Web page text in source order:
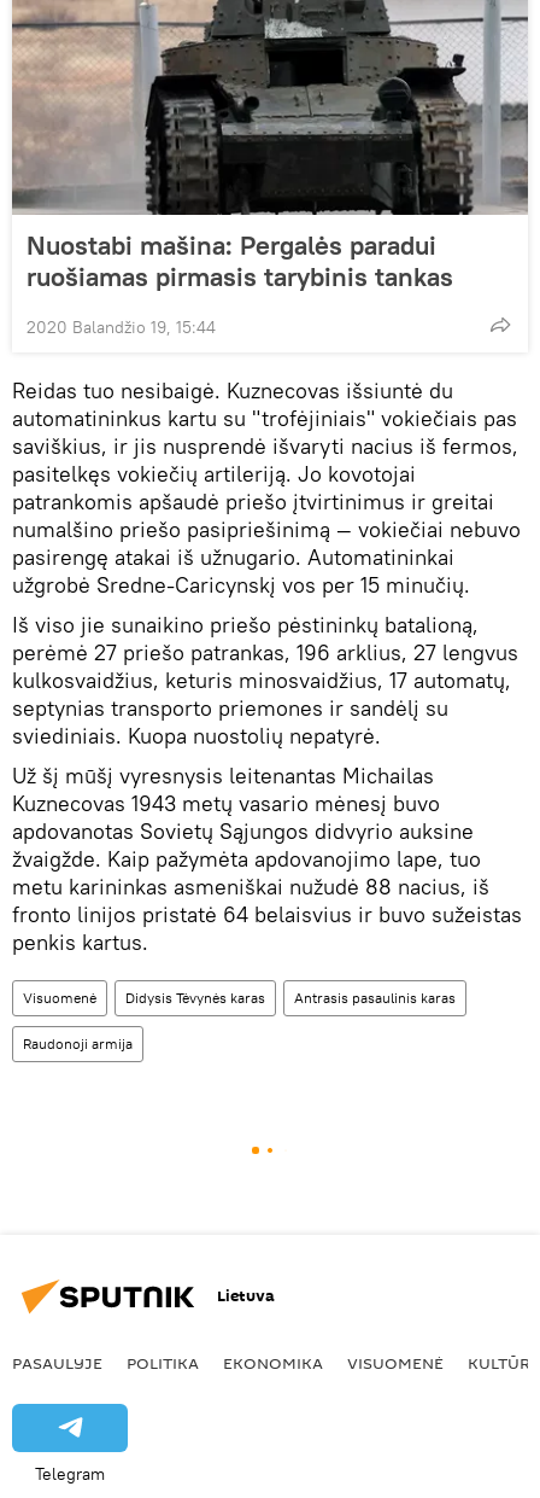
Nuostabi mašina: Pergalės paradui
ruošiamas pirmasis tarybinis tankas
2020 Balandžio 19, 15:44
Reidas tuo nesibaigė. Kuznecovas išsiuntė du
automatininkus kartu su "trofėjiniais" vokiečiais pas
saviškius, ir jis nusprendė išvaryti nacius iš fermos,
pasitelkęs vokiečių artileriją. Jo kovotojai
patrankomis apšaudė priešo įtvirtinimus ir greitai
numalšino priešo pasipriešinimą — vokiečiai nebuvo
pasirengę atakai iš užnugario. Automatininkai
užgrobė Sredne-Caricynskį vos per 15 minučių.
Iš viso jie sunaikino priešo pėstininkų batalioną,
perėmė 27 priešo patrankas, 196 arklius, 27 lengvus
kulkosvaidžius, keturis minosvaidžius, 17 automatų,
septynias transporto priemones ir sandėlį su
sviediniais. Kuopa nuostolių nepatyrė.
Už šį mūšį vyresnysis leitenantas Michailas
Kuznecovas 1943 metų vasario mėnesį buvo
apdovanotas Sovietų Sąjungos didvyrio auksine
žvaigžde. Kaip pažymėta apdovanojimo lape, tuo
metu karininkas asmeniškai nužudė 88 nacius, iš
fronto linijos pristatė 64 belaisvius ir buvo sužeistas
penkis kartus.
Visuomenė Didysis Tėvynės karas Antrasis pasaulinis karas
Raudonoji armija
Lietuva
PASAULYJE POLITIKA EKONOMIKA VISUOMENĖ KULTŪRA
Telegram